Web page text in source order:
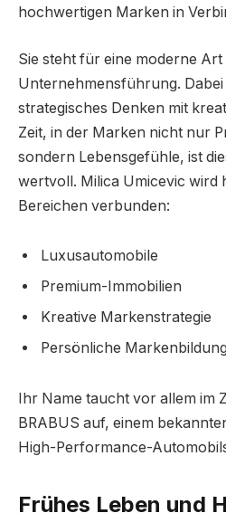
hochwertigen Marken in
Sie steht für eine moderne Art
Unternehmensführung. Dabei
strategisches Denken mit
Zeit, in der Marken nicht nur
sondern Lebensgefühle, ist
wertvoll. Milica Umicevic wird
Bereichen verbunden:
Luxusautomobile
Premium-Immobilien
Kreative Markenstrategie
Persönliche Markenbildung
Ihr Name taucht vor allem im
BRABUS auf, einem
High-Performance-
Frühes Leben und